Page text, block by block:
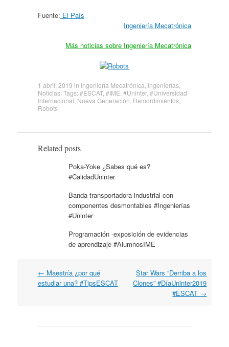
Fuente: El País
Ingeniería Mecatrónica
Más noticias sobre Ingeniería Mecatrónica
1 abril, 2019 in Ingeniería Mecatrónica Ingenierías,
Noticias. Tags:#ESCAT, #IME #Uninter, #Universidad
Internacional Nueva Generación Remordimientos,
Robots
Related posts
Poka-Yoke ¿Sabes qué es?
#CalidadUninter
Banda transportadora industrial con
componentes desmontables #Ingenierías
#Uninter
Programación -exposición de evidencias
de aprendizaje-#AlumnosIME
Post navigation
← Maestría ¿por qué
estudiar una? #TipsESCAT
Star Wars “Derriba a los
Clones” #DíaUninter2019
#ESCAT →